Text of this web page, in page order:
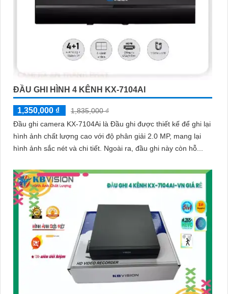
ĐẦU GHI HÌNH 4 KÊNH KX-7104AI
1,350,000 ₫
1,835,000 ₫
Đầu ghi camera KX-7104Ai là Đầu ghi được thiết kế để ghi lại
hình ảnh chất lượng cao với độ phân giải 2.0 MP, mang lại
hình ảnh sắc nét và chi tiết. Ngoài ra, đầu ghi này còn hỗ...